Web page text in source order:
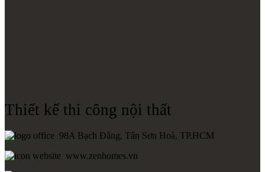
Thiết kế thi công nội thất
98A Bạch Đằng, Tân Sơn Hoà, TP.HCM
www.zenhomes.vn